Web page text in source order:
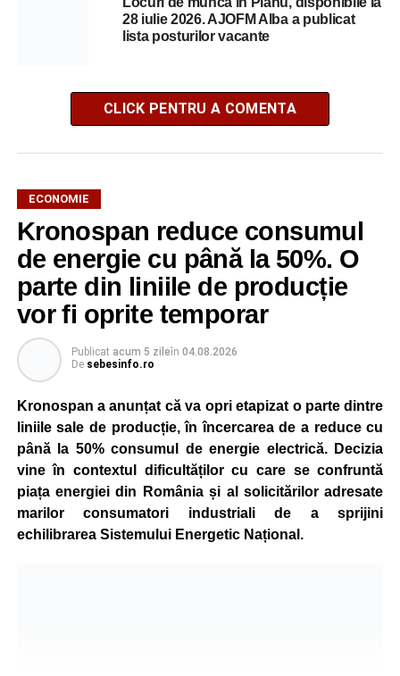
28 iulie 2026. AJOFM Alba a publicat
lista posturilor vacante
CLICK PENTRU A COMENTA
ECONOMIE
Kronospan reduce consumul
de energie cu până la 50%. O
parte din liniile de producție
vor fi oprite temporar
Publicat acum 5 zileîn 04.08.2026
De sebesinfo.ro
Kronospan a anunțat că va opri etapizat o parte dintre
liniile sale de producție, în încercarea de a reduce cu
până la 50% consumul de energie electrică. Decizia
vine în contextul dificultăților cu care se confruntă
piața energiei din România și al solicitărilor adresate
marilor consumatori industriali de a sprijini
echilibrarea Sistemului Energetic Național.